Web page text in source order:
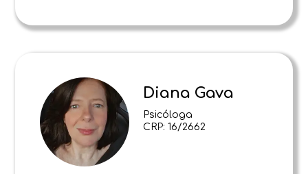
Diana Gava
Psicóloga
CRP: 16/2662